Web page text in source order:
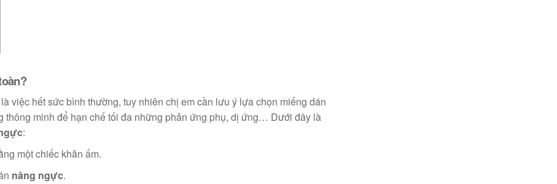
việc hết sức bình thường, tuy nhiên chị em cần lưu ý lựa chọn miếng dán
thông minh để hạn chế tối đa những phản ứng phụ, dị ứng… Dưới đây là
:
một chiếc khăn ấm.
nâng ngực.